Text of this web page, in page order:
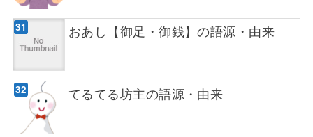
おあし【御足・御銭】の語源・由来
てるてる坊主の語源・由来